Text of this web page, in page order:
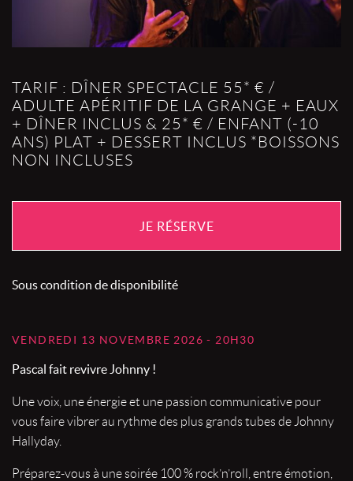
TARIF : DÎNER SPECTACLE 55* € /
ADULTE APÉRITIF DE LA GRANGE + EAUX
+ DÎNER INCLUS & 25* € / ENFANT (-10
ANS) PLAT + DESSERT INCLUS *BOISSONS
NON INCLUSES
JE RÉSERVE
Sous condition de disponibilité
VENDREDI 13 NOVEMBRE 2026 - 20H30
Pascal fait revivre Johnny !
Une voix, une énergie et une passion communicative pour
vous faire vibrer au rythme des plus grands tubes de Johnny
Hallyday.
Préparez-vous à une soirée 100 % rock’n’roll, entre émotion,